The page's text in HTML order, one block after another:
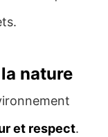
nature
et respect.